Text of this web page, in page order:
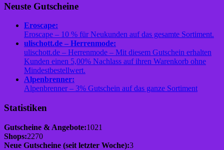
Neuste Gutscheine
Eroscape:
Eroscape – 10 % für Neukunden auf das gesamte Sortiment.
ulischott.de – Herrenmode:
ulischott.de – Herrenmode – Mit diesem Gutschein erhalten
Kunden einen 5,00% Nachlass auf ihren Warenkorb ohne
Mindestbestellwert.
Alpenbrenner:
Alpenbrenner – 3% Gutschein auf das ganze Sortiment
Statistiken
Gutscheine & Angebote:1021
Shops:2270
Neue Gutscheine (seit letzter Woche):3